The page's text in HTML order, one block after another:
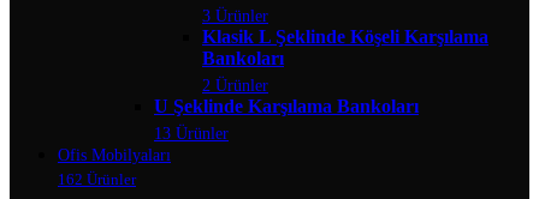
3 Ürünler
Klasik L Şeklinde Köşeli Karşılama
Bankoları
2 Ürünler
U Şeklinde Karşılama Bankoları
13 Ürünler
Ofis Mobilyaları
162 Ürünler